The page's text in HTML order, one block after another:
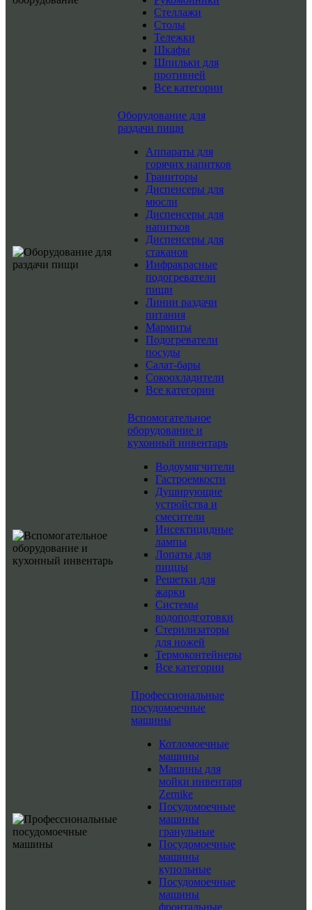
Стеллажи
Столы
Тележки
Шкафы
Шпильки для
противней
Все категории
Оборудование для
раздачи пищи
Аппараты для
горячих напитков
Граниторы
Диспенсеры для
мюсли
Диспенсеры для
напитков
Диспенсеры для
стаканов
Инфракрасные
подогреватели
пищи
Линии раздачи
питания
Мармиты
Подогреватели
посуды
Салат-бары
Сокоохладители
Все категории
Вспомогательное
оборудование и
кухонный инвентарь
Водоумягчители
Гастроемкости
Душирующие
устройства и
смесители
Инсектицидные
лампы
Лопаты для
пиццы
Решетки для
жарки
Системы
водоподготовки
Стерилизаторы
для ножей
Термоконтейнеры
Все категории
Профессиональные
посудомоечные
машины
Котломоечные
машины
Машины для
мойки инвентаря
Zernike
Посудомоечные
машины
гранульные
Посудомоечные
машины
купольные
Посудомоечные
машины
фронтальные